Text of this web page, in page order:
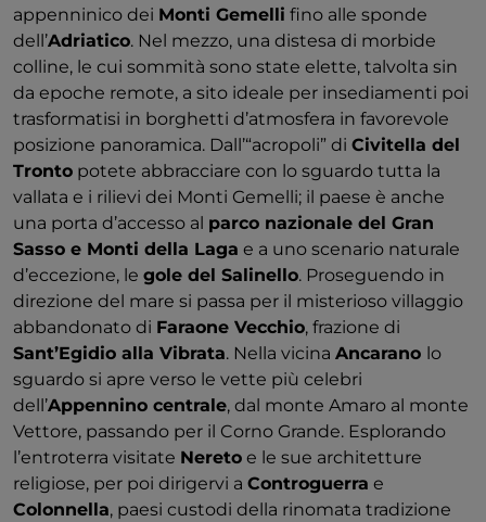
appenninico dei Monti Gemelli fino alle sponde
dell’Adriatico. Nel mezzo, una distesa di morbide
colline, le cui sommità sono state elette, talvolta sin
da epoche remote, a sito ideale per insediamenti poi
trasformatisi in borghetti d’atmosfera in favorevole
posizione panoramica. Dall’“acropoli” di Civitella del
Tronto potete abbracciare con lo sguardo tutta la
vallata e i rilievi dei Monti Gemelli; il paese è anche
una porta d’accesso al parco nazionale del Gran
Sasso e Monti della Laga e a uno scenario naturale
d’eccezione, le gole del Salinello. Proseguendo in
direzione del mare si passa per il misterioso villaggio
abbandonato di Faraone Vecchio, frazione di
Sant’Egidio alla Vibrata. Nella vicina Ancarano lo
sguardo si apre verso le vette più celebri
dell’Appennino centrale, dal monte Amaro al monte
Vettore, passando per il Corno Grande. Esplorando
l’entroterra visitate Nereto e le sue architetture
religiose, per poi dirigervi a Controguerra e
Colonnella, paesi custodi della rinomata tradizione